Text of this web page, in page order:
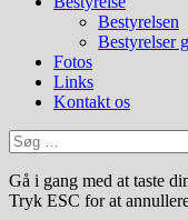
Bestyrelsen
Bestyrelser
Fotos
Links
Kontakt os
Søg
efter:
Gå i gang med at taste
Tryk ESC for at